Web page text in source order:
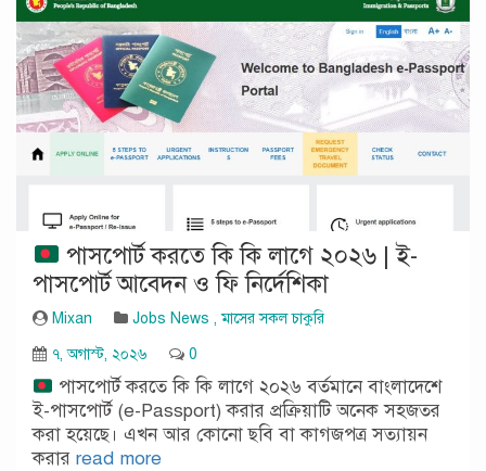
পাসপোর্ট করতে কি কি লাগে ২০২৬ | ই-
পাসপোর্ট আবেদন ও ফি নির্দেশিকা
Mixan Jobs News ,মাসের সকল চাকুরি
৭, অগাস্ট, ২০২৬
0
পাসপোর্ট করতে কি কি লাগে ২০২৬ বর্তমানে বাংলাদেশে
ই-পাসপোর্ট (e-Passport) করার প্রক্রিয়াটি অনেক সহজতর
করা হয়েছে। এখন আর কোনো ছবি বা কাগজপত্র সত্যায়ন
করার read more